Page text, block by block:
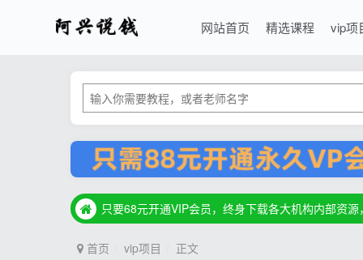
网站首页 精选课程 vip项
只要68元开通VIP会员，终身下载各大机构内部资
只要68元开通VIP会员，终身下载各大机构内部资
只要68元开通VIP会员，终身下载各大机构内部资
首页 vip项目 正文